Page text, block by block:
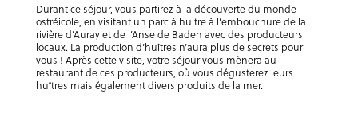
Durant ce séjour, vous partirez à la découverte du monde
ostréicole, en visitant un parc à huitre à l’embouchure de la
rivière d’Auray et de l’Anse de Baden avec des producteurs
locaux. La production d’huîtres n’aura plus de secrets pour
vous ! Après cette visite, votre séjour vous mènera au
restaurant de ces producteurs, où vous dégusterez leurs
huîtres mais également divers produits de la mer.